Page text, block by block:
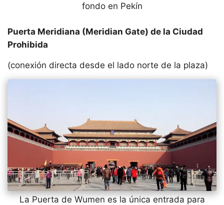
fondo en Pekín
Puerta Meridiana (Meridian Gate) de la Ciudad
Prohibida
(conexión directa desde el lado norte de la plaza)
La Puerta de Wumen es la única entrada para